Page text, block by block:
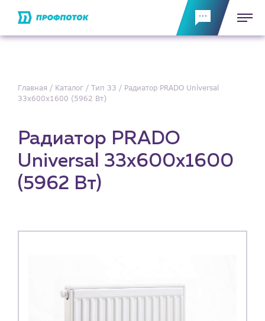
Главная Каталог Тип 33
Радиатор PRADO Universal
33х600х1600 (5962 Вт)
Радиатор PRADO
Universal 33х600х1600
(5962 Вт)